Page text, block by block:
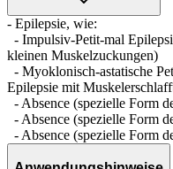
- Epilepsie, wie:
- Impulsiv-Petit-mal
kleinen Muskelzuckungen)
- Myoklonisch-astatische
Epilepsie mit
- Absence (spezielle Form
- Absence (spezielle Form
- Absence (spezielle Form